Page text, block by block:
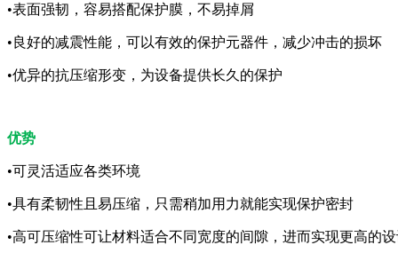
•表面强韧，容易搭配保护膜，不易掉屑
•良好的减震性能，可以有效的保护元器件，减少冲击的损坏
•优异的抗压缩形变，为设备提供长久的保护
优势
•可灵活适应各类环境
•具有柔韧性且易压缩，只需稍加用力就能实现保护密封
•高可压缩性可让材料适合不同宽度的间隙，进而实现更高的